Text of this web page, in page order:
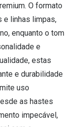
O formato
e linhas limpas,
enquanto o tom
e
estas
e durabilidade
uso
as hastes
impecável,